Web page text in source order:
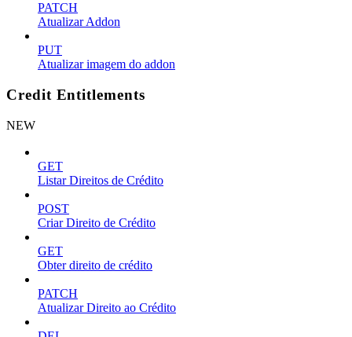
PATCH
Atualizar Addon
PUT
Atualizar imagem do addon
Credit Entitlements
NEW
GET
Listar Direitos de Crédito
POST
Criar Direito de Crédito
GET
Obter direito de crédito
PATCH
Atualizar Direito ao Crédito